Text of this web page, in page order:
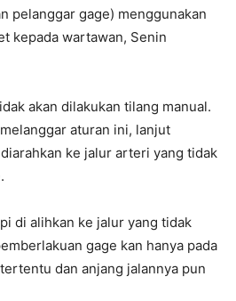
pelanggar gage) menggunakan
kepada wartawan, Senin
akan dilakukan tilang manual.
aturan ini, lanjut
ke jalur arteri yang tidak
di alihkan ke jalur yang tidak
gage kan hanya pada
dan anjang jalannya pun